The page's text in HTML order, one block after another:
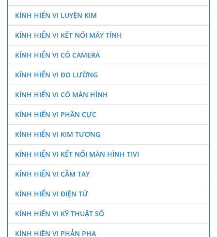
KÍNH HIỂN VI LUYỆN KIM
KÍNH HIỂN VI KẾT NỐI MÁY TÍNH
KÍNH HIỂN VI CÓ CAMERA
KÍNH HIỂN VI ĐO LƯỜNG
KÍNH HIỂN VI CÓ MÀN HÌNH
KÍNH HIỂN VI PHÂN CỰC
KÍNH HIỂN VI KIM TƯƠNG
KÍNH HIỂN VI KẾT NỐI MÀN HÌNH TIVI
KÍNH HIỂN VI CẦM TAY
KÍNH HIỂN VI ĐIỆN TỬ
KÍNH HIỂN VI KỸ THUẬT SỐ
KÍNH HIÊN VI PHẢN PHA